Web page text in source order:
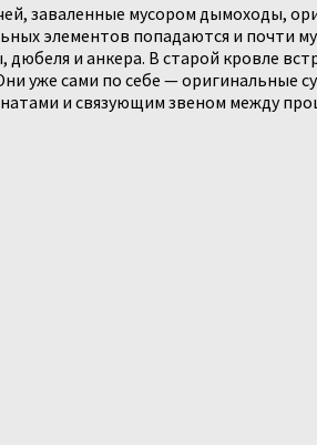
заваленные мусором дымоходы,
элементов попадаются и почти
и анкера. В старой кровле
уже сами по себе — оригинальные
и связующим звеном между